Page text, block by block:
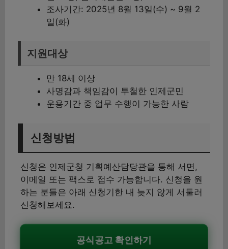
조사기간: 2025년 8월 13일(수) ~ 9월 2
일(화)
지원대상
만 18세 이상
사명감과 책임감이 투철한 인제군민
운용기간 중 업무 수행이 가능한 사람
신청방법
신청은 인제군청 기획예산담당관을 통해 서면,
이메일 또는 팩스로 접수 가능합니다. 신청을 원
하는 분들은 아래 신청기한 내 늦지 않게 서둘러
신청해보세요.
공식공고 확인하기